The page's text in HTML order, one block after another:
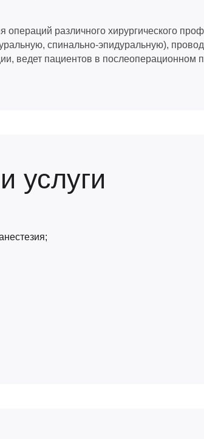
различного хирургического
спинально-эпидуральную),
ведет пациентов в послеоперационном
услуги